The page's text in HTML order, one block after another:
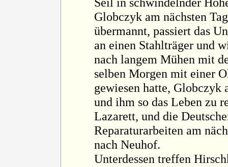
Globczyk am nächsten
übermannt, passiert das
an einen Stahlträger und
nach langem Mühen mit
selben Morgen mit einer
gewiesen hatte, Globczyk
und ihm so das Leben zu
Lazarett, und die
Reparaturarbeiten am
nach Neuhof.
Unterdessen treffen